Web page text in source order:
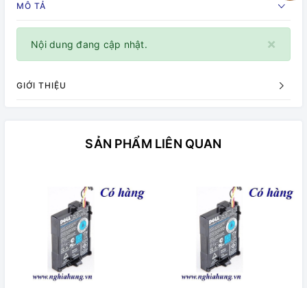
MÔ TẢ
×
Nội dung đang cập nhật.
GIỚI THIỆU
SẢN PHẨM LIÊN QUAN